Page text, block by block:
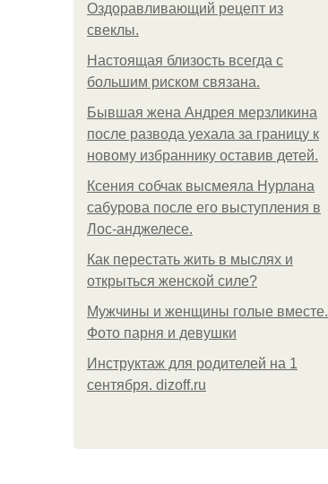
Оздоравливающий рецепт из
свеклы.
Hacтоящая близость всегда с
большим риском связана.
Бывшая жена Андрея мерзликина
после развода уехала за границу к
новому избраннику оставив детей.
Ксения собчак высмеяла Нурлана
сабурова после его выступления в
Лос-анджелесе.
Как перестать жить в мыслях и
открыться женской силе?
Мужчины и женщины голые вместе.
Фото парня и девушки
Инструктаж для родителей на 1
сентября. dizoff.ru